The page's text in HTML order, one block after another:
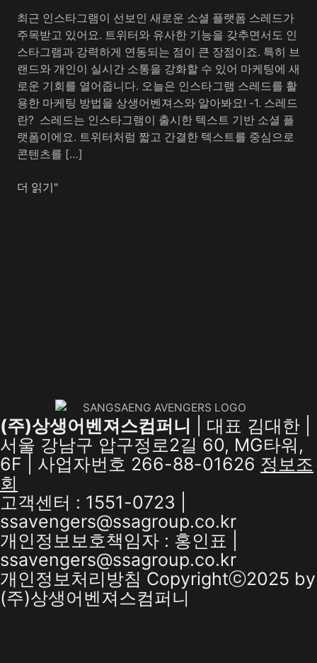
최근 인스타그램이 선보인 새로운 소셜 플랫폼 스레드가
주목받고 있어요. 트위터와 유사한 기능을 갖추면서도 인
스타그램과 강력하게 연동되는 점이 큰 장점이죠. 특히 브
랜드와 개인이 실시간 소통을 강화할 수 있어 마케팅에 새
로운 기회를 열어줍니다. 오늘은 인스타그램 스레드를 활
용한 마케팅 방법을 상생어벤져스와 알아봐요! -1. 스레드
란? ​ 스레드는 인스타그램이 출시한 텍스트 기반 소셜 플
랫폼이에요. 트위터처럼 짧고 간결한 텍스트를 중심으로
콘텐츠를 […]
드
를
활
용
한
마
케
팅
방
가
더 읽기"
(주)상생어벤져스컴퍼니 | 대표 김대한 |
서울 강남구 압구정로2길 60, MG타워,
6F | 사업자번호 266-88-01626 정보조
회
고객센터 : 1551-0723 |
ssavengers@ssagroup.co.kr
개인정보보호책임자 : 홍인표 |
ssavengers@ssagroup.co.kr
개인정보처리방침 Copyrightⓒ2025 by
(주)상생어벤져스컴퍼니